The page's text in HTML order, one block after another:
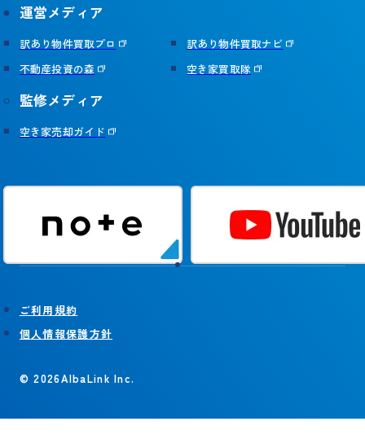
運営メディア
訳あり物件買取プロ
訳あり物件買取ナビ
不動産投資の森
空き家買取隊
監修メディア
空き家売却ガイド
ご利用規約
個人情報保護方針
© 2026AlbaLink Inc.